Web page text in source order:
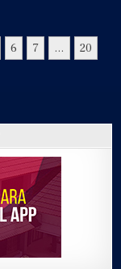
6 7 …
20